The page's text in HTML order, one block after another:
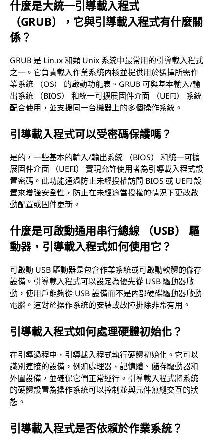
什麼是大統一引導載入程式
（GRUB），它與引導載入程式有什麼關
係？
GRUB 是 Linux 和類 Unix 系統中最常用的引導載入程式
之一。它負責載入作業系統內核並提供用於選擇所需作
業系統 （OS） 的啟動功能表。GRUB 可與基本輸入/輸
出系統 （BIOS） 和統一可擴展固件介面 （UEFI） 系統
配合使用，並支援同一台機器上的多個操作系統。
引導載入程式可以受密碼保護嗎？
是的，一些基本的輸入/輸出系統 （BIOS） 和統一可擴
展固件介面 （UEFI） 實現允許使用者為引導載入程式設
置密碼。此功能通過防止未經授權訪問 BIOS 或 UEFI 設
置來增強安全性，防止在未經適當授權的情況下更改啟
動配置或固件更新。
什麼是可啟動通用串行總線 （USB） 驅
動器，引導載入程式如何使用它？
可啟動 USB 驅動器是包含作業系統或可啟動軟體的儲存
設備。引導載入程式可以設定為優先從 USB 驅動器啟
動，使用戶能夠從 USB 設備而不是內部硬碟驅動器啟動
電腦。這對於操作系統的安裝或故障排除非常有用。
引導載入程式如何處理硬體初始化？
在引導過程中，引導載入程式執行硬體初始化。它可以
識別連接的設備，例如處理器、記憶體、儲存驅動器和
外圍設備，並確保它們正常運行。引導載入程式將系統
的硬體設置為操作系統可以控制並與元件無縫交互的狀
態。
引導載入程式是否依賴於作業系統？